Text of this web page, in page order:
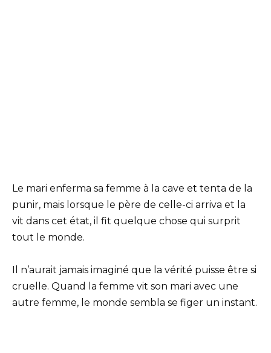
Le mari enferma sa femme à la cave et tenta de la
punir, mais lorsque le père de celle-ci arriva et la
vit dans cet état, il fit quelque chose qui surprit
tout le monde.
Il n’aurait jamais imaginé que la vérité puisse être si
cruelle. Quand la femme vit son mari avec une
autre femme, le monde sembla se figer un instant.